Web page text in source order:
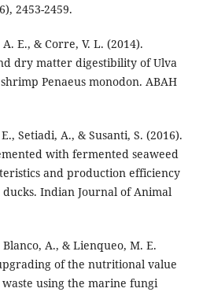
2453-2459.
E., & Corre, V. L. (2014).
dry matter digestibility of Ulva
Penaeus monodon. ABAH
Setiadi, A., & Susanti, S. (2016).
with fermented seaweed
and production efficiency
Indian Journal of Animal
A., & Lienqueo, M. E.
of the nutritional value
using the marine fungi